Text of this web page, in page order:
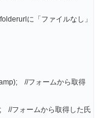
に「ファイルなし」
//フォームから取得
//フォームから取得した氏